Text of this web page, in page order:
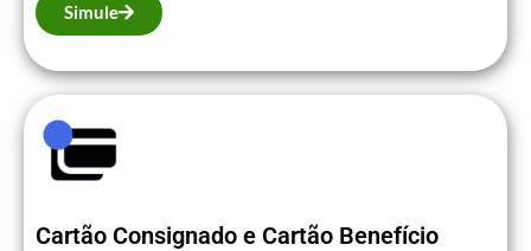
Simule
Cartão Consignado e Cartão Benefício